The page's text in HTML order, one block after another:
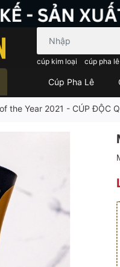
cúp kim loại cúp pha lê
Cúp Pha Lê
the Year 2021 - CÚP ĐỘC